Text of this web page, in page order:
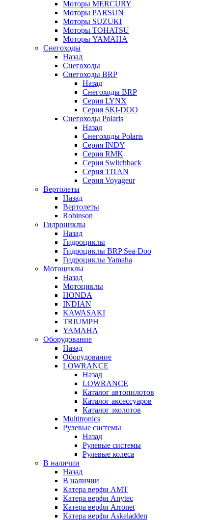
Моторы MERCURY
Моторы PARSUN
Моторы SUZUKI
Моторы TOHATSU
Моторы YAMAHA
Снегоходы
Назад
Снегоходы
Снегоходы BRP
Назад
Снегоходы BRP
Серия LYNX
Серия SKI-DOO
Снегоходы Polaris
Назад
Снегоходы Polaris
Серия INDY
Серия RMK
Серия Switchback
Серия TITAN
Серия Voyageur
Вертолеты
Назад
Вертолеты
Robinson
Гидроциклы
Назад
Гидроциклы
Гидроциклы BRP Sea-Doo
Гидроциклы Yamaha
Мотоциклы
Назад
Мотоциклы
HONDA
INDIAN
KAWASAKI
TRIUMPH
YAMAHA
Оборудование
Назад
Оборудование
LOWRANCE
Назад
LOWRANCE
Каталог автопилотов
Каталог аксессуаров
Каталог эхолотов
Multitronics
Рулевые системы
Назад
Рулевые системы
Рулевые колеса
В наличии
Назад
В наличии
Катера верфи AMT
Катера верфи Anytec
Катера верфи Arronet
Катера верфи Askeladden